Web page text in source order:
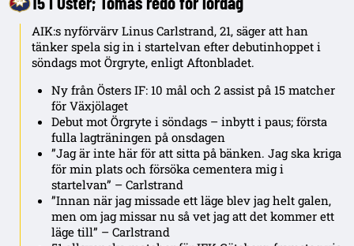
AIK:s nyförvärv Linus Carlstrand, 21, säger att han
tänker spela sig in i startelvan efter debutinhoppet i
söndags mot Örgryte, enligt Aftonbladet.
Ny från Östers IF: 10 mål och 2 assist på 15 matcher
för Växjölaget
Debut mot Örgryte i söndags – inbytt i paus; första
fulla lagträningen på onsdagen
”Jag är inte här för att sitta på bänken. Jag ska kriga
för min plats och försöka cementera mig i
startelvan” – Carlstrand
”Innan när jag missade ett läge blev jag helt galen,
men om jag missar nu så vet jag att det kommer ett
läge till” – Carlstrand